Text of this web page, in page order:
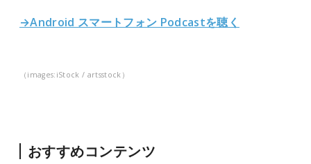
→Android スマートフォン Podcastを聴く
（images:iStock / artsstock）
おすすめコンテンツ